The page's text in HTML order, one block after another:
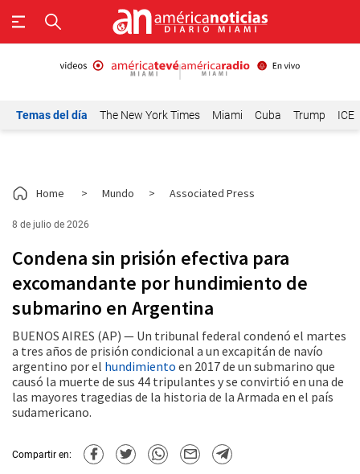
Temas del día The New York Times Miami Cuba Trump ICE
Home > Mundo > Associated Press
8 de julio de 2026
Condena sin prisión efectiva para
excomandante por hundimiento de
submarino en Argentina
BUENOS AIRES (AP) — Un tribunal federal condenó el martes
a tres años de prisión condicional a un excapitán de navío
argentino por el hundimiento en 2017 de un submarino que
causó la muerte de sus 44 tripulantes y se convirtió en una de
las mayores tragedias de la historia de la Armada en el país
sudamericano.
Compartir en: